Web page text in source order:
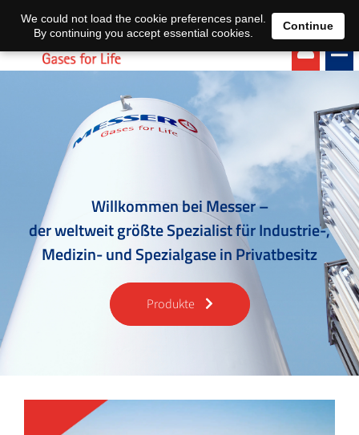
EN DE
Willkommen bei Messer –
der weltweit größte Spezialist für Industrie-,
Medizin- und Spezialgase in Privatbesitz
Produkte
We could not load the cookie preferences panel.
By continuing you accept essential cookies.
Continue